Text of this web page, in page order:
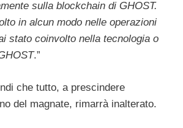
sulla blockchain di GHOST.
in alcun modo nelle operazioni
stato coinvolto nella tecnologia o
.”
che tutto, a prescindere
del magnate, rimarrà inalterato.